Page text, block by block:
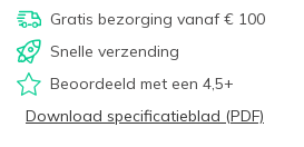
Gratis bezorging vanaf € 100
Snelle verzending
Beoordeeld met een 4,5+
Download specificatieblad (PDF)